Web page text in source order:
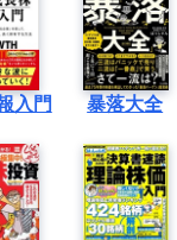
入門 暴落大全